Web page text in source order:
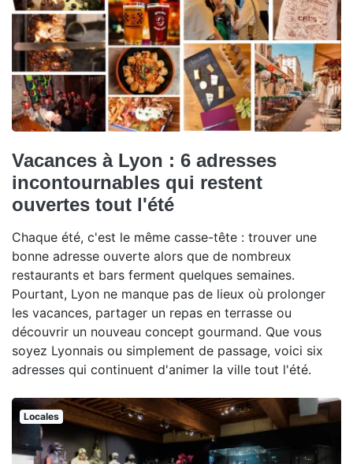
Vacances à Lyon : 6 adresses
incontournables qui restent
ouvertes tout l'été
Chaque été, c'est le même casse-tête : trouver une
bonne adresse ouverte alors que de nombreux
restaurants et bars ferment quelques semaines.
Pourtant, Lyon ne manque pas de lieux où prolonger
les vacances, partager un repas en terrasse ou
découvrir un nouveau concept gourmand. Que vous
soyez Lyonnais ou simplement de passage, voici six
adresses qui continuent d'animer la ville tout l'été.
Locales